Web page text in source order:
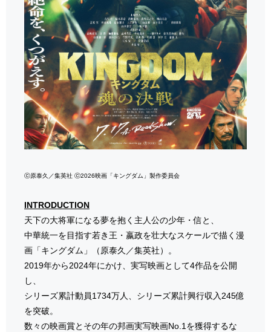
ⓒ原泰久／集英社 ⓒ2026映画「キングダム」製作委員会
INTRODUCTION
天下の大将軍になる夢を抱く主人公の少年・信と、
中華統一を目指す若き王・嬴政を壮大なスケールで描く漫
画「キングダム」（原泰久／集英社）。
2019年から2024年にかけ、実写映画として4作品を公開
し、
シリーズ累計動員1734万人、シリーズ累計興行収入245億
を突破。
数々の映画賞とその年の邦画実写映画No.1を獲得するな